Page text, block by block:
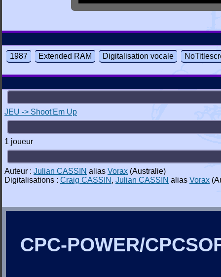
1987 Extended RAM Digitalisation vocale
JEU -> Shoot'Em Up
1 joueur
Auteur : Julian CASSIN alias Vorax (Australie)
Digitalisations : Craig CASSIN , Julian CASSIN alias Vorax
CPC-POWER/